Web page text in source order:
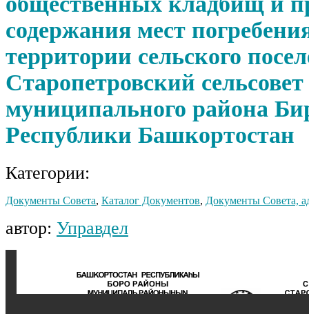
содержания мест
территории сельского
Старопетровский сельсовет
муниципального района
Республики Башкортостан
Категории:
Документы Совета, Каталог Документов, Документы Совета,
автор: Управдел